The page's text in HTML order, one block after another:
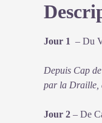
Jour 1 – Du
Depuis Cap
par la Draille,
Jour 2 – De